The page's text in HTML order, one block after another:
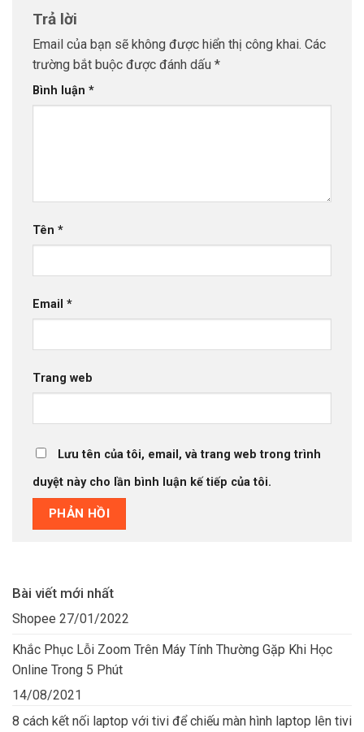
Trả lời
Email của bạn sẽ không được hiển thị công khai. Các
trường bắt buộc được đánh dấu *
Bình luận *
Tên *
Email *
Trang web
Lưu tên của tôi, email, và trang web trong trình
duyệt này cho lần bình luận kế tiếp của tôi.
Bài viết mới nhất
Shopee 27/01/2022
Khắc Phục Lỗi Zoom Trên Máy Tính Thường Gặp Khi Học
Online Trong 5 Phút
14/08/2021
8 cách kết nối laptop với tivi để chiếu màn hình laptop lên tivi